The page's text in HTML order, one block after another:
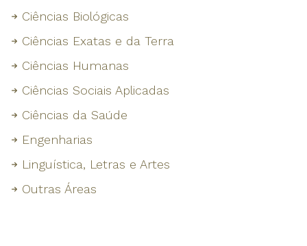
Ciências Biológicas
Ciências Exatas e da Terra
Ciências Humanas
Ciências Sociais Aplicadas
Ciências da Saúde
Engenharias
Linguística, Letras e Artes
Outras Áreas